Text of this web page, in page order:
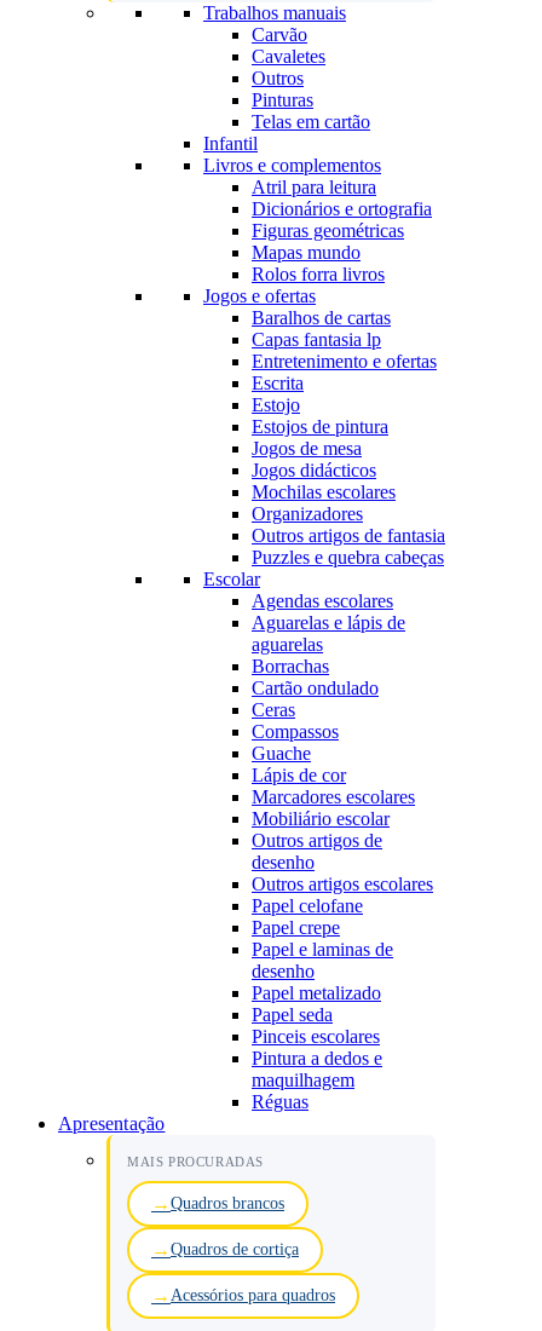
Trabalhos manuais
Carvão
Cavaletes
Outros
Pinturas
Telas em cartão
Infantil
Livros e complementos
Atril para leitura
Dicionários e ortografia
Figuras geométricas
Mapas mundo
Rolos forra livros
Jogos e ofertas
Baralhos de cartas
Capas fantasia lp
Entretenimento e ofertas
Escrita
Estojo
Estojos de pintura
Jogos de mesa
Jogos didácticos
Mochilas escolares
Organizadores
Outros artigos de fantasia
Puzzles e quebra cabeças
Escolar
Agendas escolares
Aguarelas e lápis de
aguarelas
Borrachas
Cartão ondulado
Ceras
Compassos
Guache
Lápis de cor
Marcadores escolares
Mobiliário escolar
Outros artigos de
desenho
Outros artigos escolares
Papel celofane
Papel crepe
Papel e laminas de
desenho
Papel metalizado
Papel seda
Pinceis escolares
Pintura a dedos e
maquilhagem
Réguas
Apresentação
MAIS PROCURADAS
Quadros brancos
Quadros de cortiça
Acessórios para quadros